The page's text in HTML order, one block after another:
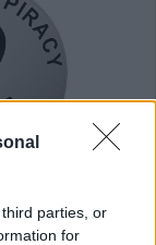
parties, or
for